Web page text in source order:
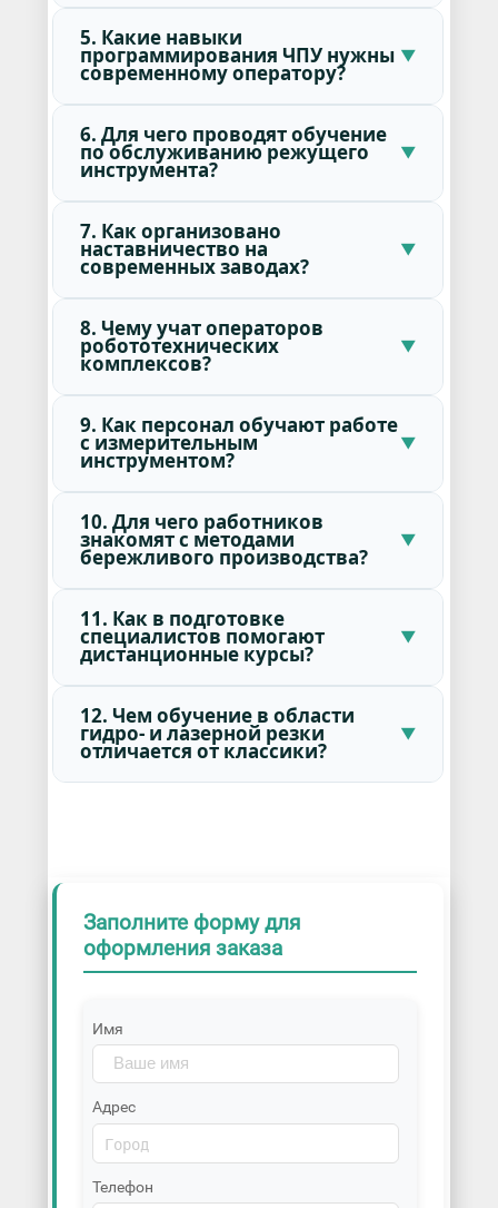
5. Какие навыки
программирования ЧПУ нужны
современному оператору?
6. Для чего проводят обучение
по обслуживанию режущего
инструмента?
7. Как организовано
наставничество на
современных заводах?
8. Чему учат операторов
робототехнических
комплексов?
9. Как персонал обучают работе
с измерительным
инструментом?
10. Для чего работников
знакомят с методами
бережливого производства?
11. Как в подготовке
специалистов помогают
дистанционные курсы?
12. Чем обучение в области
гидро- и лазерной резки
отличается от классики?
Заполните форму для
оформления заказа
Имя
Адрес
Телефон